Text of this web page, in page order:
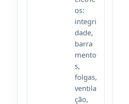
os:
integri
dade,
barra
mento
s,
folgas,
ventila
ção,